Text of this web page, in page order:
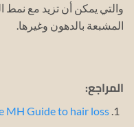
والتي يمكن أن تزيد مع نمط
المشبعة بالدهون وغيرها.
المراجع:
MH Guide to hair loss